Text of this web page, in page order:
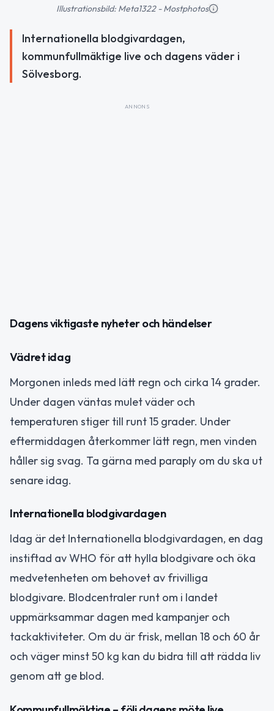
Illustrationsbild: Meta1322 - Mostphotos
Internationella blodgivardagen,
kommunfullmäktige live och dagens väder i
Sölvesborg.
ANNONS
Dagens viktigaste nyheter och händelser
Vädret idag
Morgonen inleds med lätt regn och cirka 14 grader.
Under dagen väntas mulet väder och
temperaturen stiger till runt 15 grader. Under
eftermiddagen återkommer lätt regn, men vinden
håller sig svag. Ta gärna med paraply om du ska ut
senare idag.
Internationella blodgivardagen
Idag är det Internationella blodgivardagen, en dag
instiftad av WHO för att hylla blodgivare och öka
medvetenheten om behovet av frivilliga
blodgivare. Blodcentraler runt om i landet
uppmärksammar dagen med kampanjer och
tackaktiviteter. Om du är frisk, mellan 18 och 60 år
och väger minst 50 kg kan du bidra till att rädda liv
genom att ge blod.